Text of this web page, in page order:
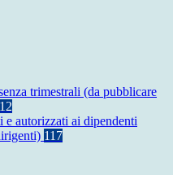
trimestrali (da pubblicare
12
autorizzati ai dipendenti
117